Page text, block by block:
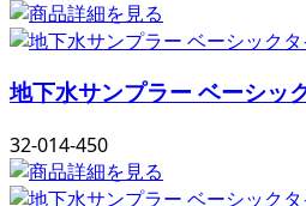
地下水サンプラー ベーシッ
32-014-450